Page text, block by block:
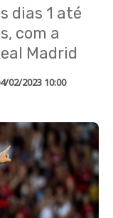
dias 1 até
com a
Madrid
02/2023 10:00